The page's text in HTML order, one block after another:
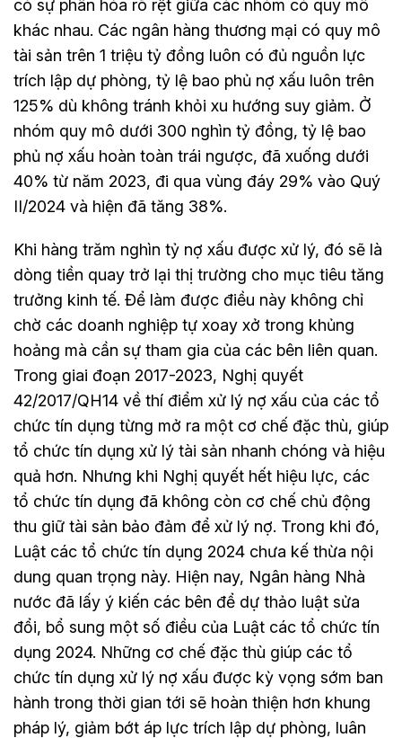
có sự phân hóa rõ rệt giữa các nhóm có quy mô
khác nhau. Các ngân hàng thương mại có quy mô
tài sản trên 1 triệu tỷ đồng luôn có đủ nguồn lực
trích lập dự phòng, tỷ lệ bao phủ nợ xấu luôn trên
125% dù không tránh khỏi xu hướng suy giảm. Ở
nhóm quy mô dưới 300 nghìn tỷ đồng, tỷ lệ bao
phủ nợ xấu hoàn toàn trái ngược, đã xuống dưới
40% từ năm 2023, đi qua vùng đáy 29% vào Quý
II/2024 và hiện đã tăng 38%.
Khi hàng trăm nghìn tỷ nợ xấu được xử lý, đó sẽ là
dòng tiền quay trở lại thị trường cho mục tiêu tăng
trưởng kinh tế. Để làm được điều này không chỉ
chờ các doanh nghiệp tự xoay xở trong khủng
hoảng mà cần sự tham gia của các bên liên quan.
Trong giai đoạn 2017-2023, Nghị quyết
42/2017/QH14 về thí điểm xử lý nợ xấu của các tổ
chức tín dụng từng mở ra một cơ chế đặc thù, giúp
tổ chức tín dụng xử lý tài sản nhanh chóng và hiệu
quả hơn. Nhưng khi Nghị quyết hết hiệu lực, các
tổ chức tín dụng đã không còn cơ chế chủ động
thu giữ tài sản bảo đảm để xử lý nợ. Trong khi đó,
Luật các tổ chức tín dụng 2024 chưa kế thừa nội
dung quan trọng này. Hiện nay, Ngân hàng Nhà
nước đã lấy ý kiến các bên để dự thảo luật sửa
đổi, bổ sung một số điều của Luật các tổ chức tín
dụng 2024. Những cơ chế đặc thù giúp các tổ
chức tín dụng xử lý nợ xấu được kỳ vọng sớm ban
hành trong thời gian tới sẽ hoàn thiện hơn khung
pháp lý, giảm bớt áp lực trích lập dự phòng, luân